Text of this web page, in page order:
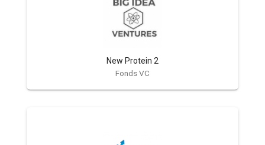
New Protein 2
Fonds VC